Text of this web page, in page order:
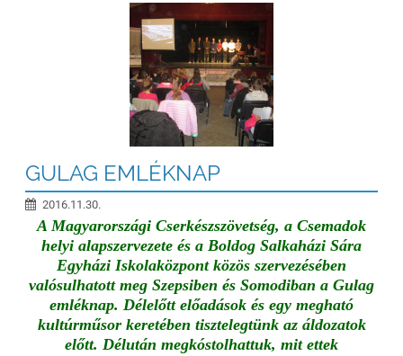
GULAG EMLÉKNAP
2016.11.30.
A Magyarországi Cserkészszövetség, a Csemadok
helyi alapszervezete és a Boldog Salkaházi Sára
Egyházi Iskolaközpont közös szervezésében
valósulhatott meg Szepsiben és Somodiban a Gulag
emléknap. Délelőtt előadások és egy megható
kultúrműsor keretében tisztelegtünk az áldozatok
előtt. Délután megkóstolhattuk, mit ettek